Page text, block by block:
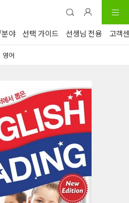
야 선택 가이드 선생님 전용 고객
영어